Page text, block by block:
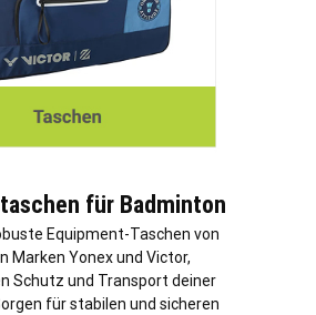
für Badminton
Equipment-Taschen von
Marken Yonex und Victor,
Schutz und Transport deiner
für stabilen und sicheren